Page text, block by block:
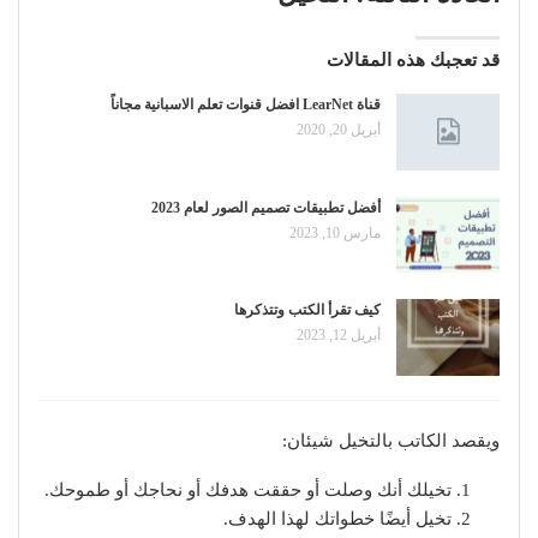
قد تعجبك هذه المقالات
قناة LearNet افضل قنوات تعلم الاسبانية مجاناً
أبريل 20, 2020
أفضل تطبيقات تصميم الصور لعام 2023
مارس 10, 2023
كيف تقرأ الكتب وتتذكرها
أبريل 12, 2023
ويقصد الكاتب بالتخيل شيئان:
تخيلك أنك وصلت أو حققت هدفك أو نحاجك أو طموحك.
تخيل أيضًا خطواتك لهذا الهدف.